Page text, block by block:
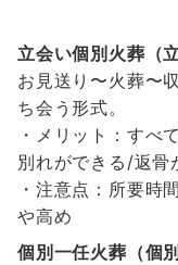
立会い個別火葬（
お見送り〜火葬〜
ち会う形式。
・メリット：すべ
別れができる/返骨
・注意点：所要時
や高め
個別一任火葬（個